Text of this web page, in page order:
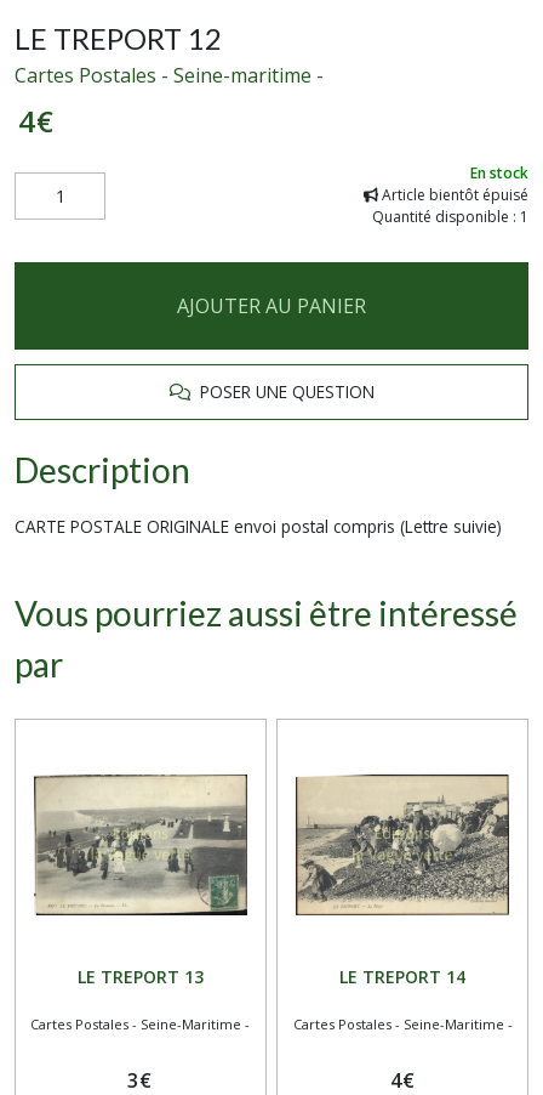
LE TREPORT 12
Cartes Postales - Seine-maritime -
4€
En stock
Article bientôt épuisé
Quantité disponible : 1
AJOUTER AU PANIER
POSER UNE QUESTION
Description
CARTE POSTALE ORIGINALE envoi postal compris (Lettre suivie)
Vous pourriez aussi être intéressé
par
LE TREPORT 13
Cartes Postales - Seine-Maritime -
3€
LE TREPORT 14
Cartes Postales - Seine-Maritime -
4€